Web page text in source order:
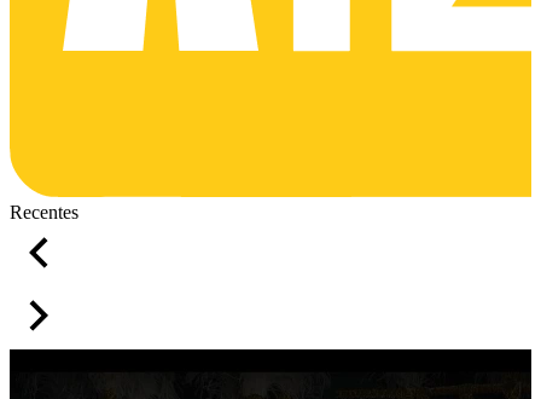
Recentes